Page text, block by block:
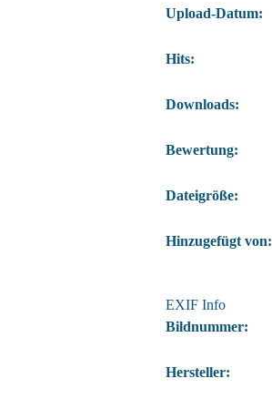
Upload-Datum:
Hits:
Downloads:
Bewertung:
Dateigröße:
Hinzugefügt von:
EXIF Info
Bildnummer:
Hersteller: